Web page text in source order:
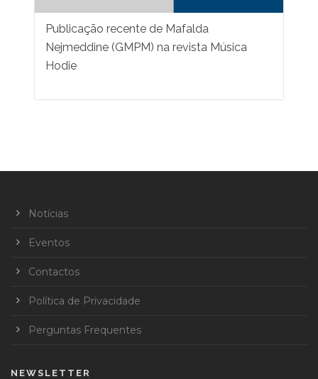
Publicação recente de Mafalda
Nejmeddine (GMPM) na revista Música
Hodie
Notícias
Eventos
Contactos
Política de Privacidade
Perguntas Frequentes
NEWSLETTER